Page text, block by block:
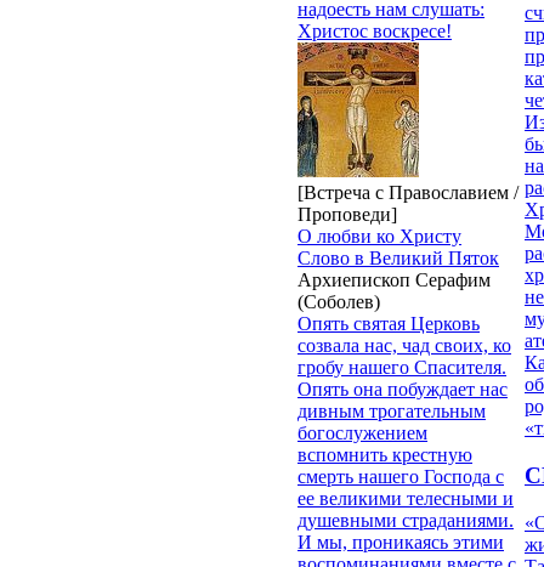
надоесть нам слушать:
Христос воскресе!
[Встреча с Православием /
Проповеди]
О любви ко Христу
Слово в Великий Пяток
Архиепископ Серафим
(Соболев)
Опять святая Церковь
созвала нас, чад своих, ко
гробу нашего Спасителя.
Опять она побуждает нас
дивным трогательным
богослужением
вспомнить крестную
смерть нашего Господа с
ее великими телесными и
душевными страданиями.
И мы, проникаясь этими